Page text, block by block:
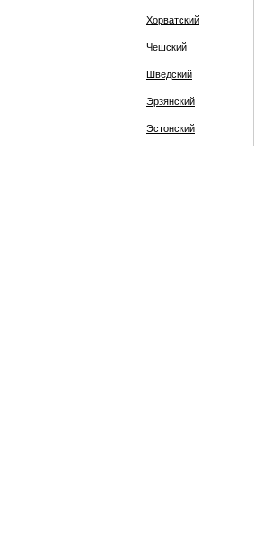
Хорватский
Чешский
Шведский
Эрзянский
Эстонский